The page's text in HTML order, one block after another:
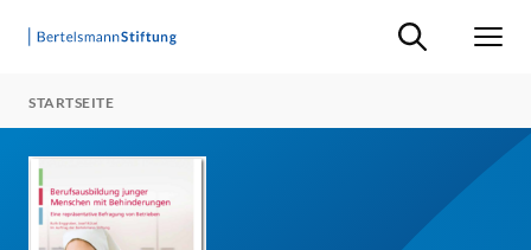
Suche ein-/
STARTSEITE